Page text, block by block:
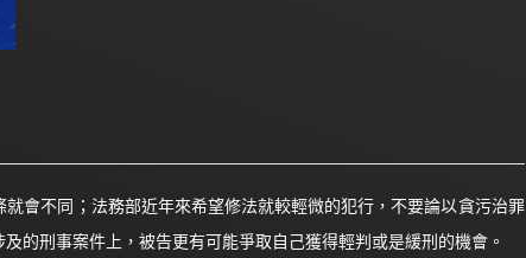
會不同；法務部近年來希望修法就較輕微的犯行，不要論以貪污治罪
的刑事案件上，被告更有可能爭取自己獲得輕判或是緩刑的機會。